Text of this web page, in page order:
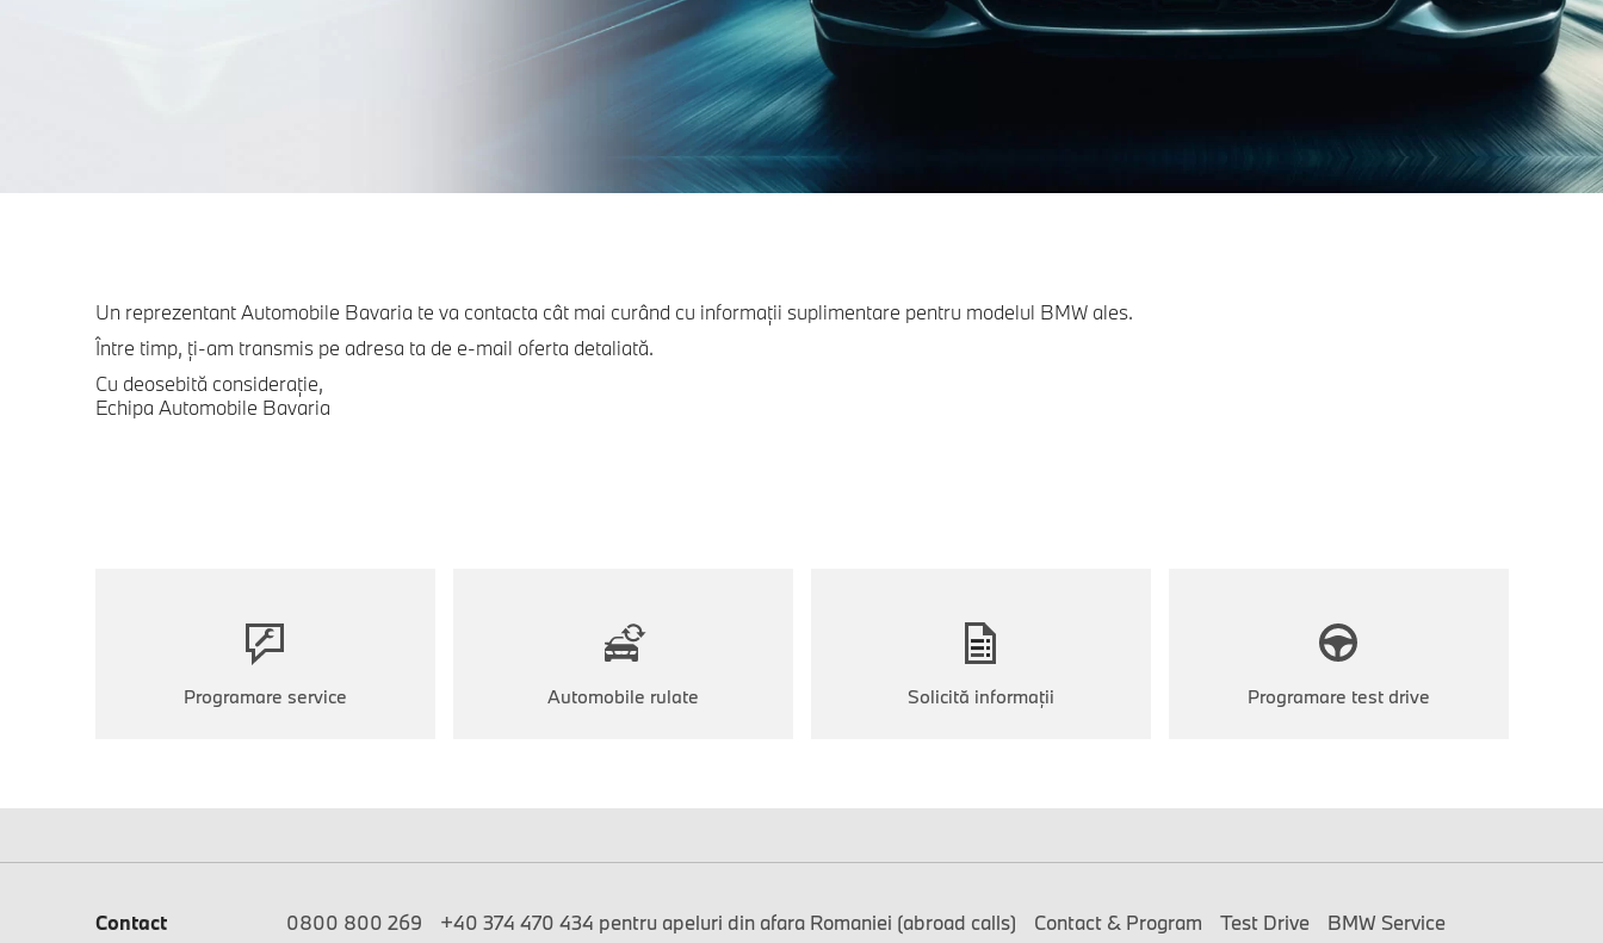
Un reprezentant Automobile Bavaria te va contacta cât mai curând cu informaţii suplimentare pentru modelul BMW ales.
Între timp, ți-am transmis pe adresa ta de e-mail oferta detaliată.
Cu deosebită consideraţie,
Echipa Automobile Bavaria
Programare service Automobile rulate Solicită informaţii Programare test drive
Contact 0800 800 269 +40 374 470 434 pentru apeluri din afara Romaniei (abroad calls) Contact & Program Test Drive BMW Service